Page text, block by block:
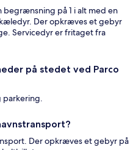
på 1 i alt med en
Der opkræves et gebyr
Servicedyr er fritaget fra
på stedet ved Parco
parkering.
Der opkræves et gebyr på